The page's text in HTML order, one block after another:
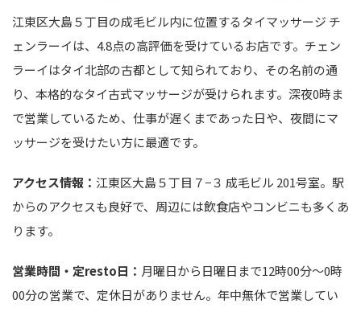
江東区大島５丁目の成毛ビル内に位置するタイマッサージ チ
ェンラーイは、4.8点の高評価を受けているお店です。チェン
ラーイはタイ北部の古都として知られており、その名前の通
り、本格的なタイ古式マッサージが受けられます。深夜0時ま
で営業しているため、仕事が遅くまであった日や、夜間にマ
ッサージを受けたい方に最適です。
アクセス情報： 江東区大島５丁目７−３ 成毛ビル 201号室。駅
からのアクセスも良好で、周辺には飲食店やコンビニも多くあ
ります。
営業時間・定resto日： 月曜日から日曜日まで12時00分～0時
00分の営業で、定休日がありません。年中無休で営業してい